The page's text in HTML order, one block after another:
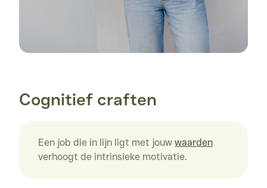
Cognitief craften
Een job die in lijn ligt met jouw waarden
verhoogt de intrinsieke motivatie.